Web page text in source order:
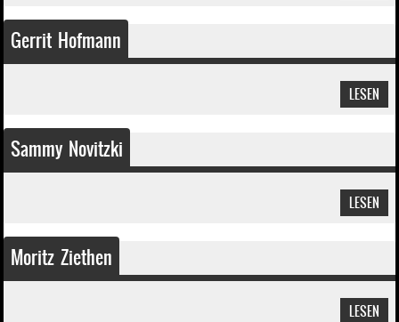
Gerrit Hofmann
LESEN
Sammy Novitzki
LESEN
Moritz Ziethen
LESEN